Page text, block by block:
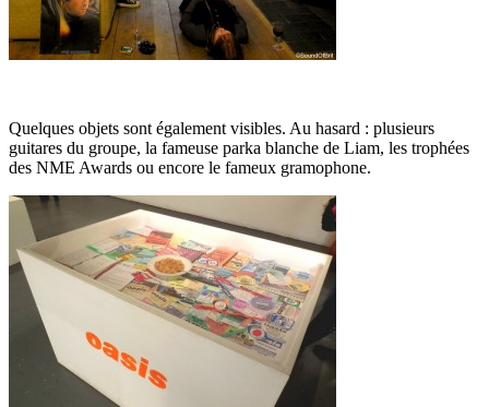
Quelques objets sont également visibles. Au hasard : plusieurs
guitares du groupe, la fameuse parka blanche de Liam, les trophées
des NME Awards ou encore le fameux gramophone.